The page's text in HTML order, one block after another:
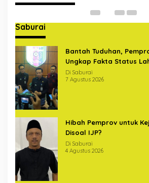
Saburai
Bantah Tuduhan,
Ungkap Fakta Status
Ryacudu
Di Saburai
7 Agustus 2026
Hibah Pemprov untuk
Disoal IJP?
Di Saburai
4 Agustus 2026